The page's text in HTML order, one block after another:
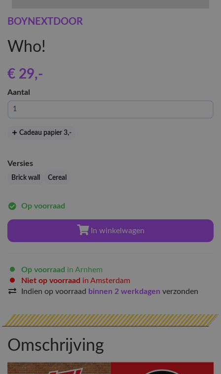
BOYNEXTDOOR
Who!
€ 29,-
Aantal
Cadeau papier 3,-
Versies
Brick wall Cereal
Op voorraad
In winkelwagen
Op voorraad in Arnhem
Niet op voorraad in Amsterdam
Indien op voorraad binnen 2 werkdagen verzonden
Omschrijving